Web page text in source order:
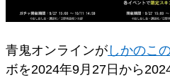
青鬼オンラインが しかのこ
ボを2024年9月27日から